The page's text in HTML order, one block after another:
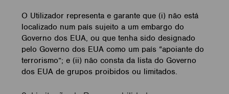
O Utilizador representa e garante que (i) não está
localizado num país sujeito a um embargo do
Governo dos EUA, ou que tenha sido designado
pelo Governo dos EUA como um país “apoiante do
terrorismo”; e (ii) não consta da lista do Governo
dos EUA de grupos proibidos ou limitados.